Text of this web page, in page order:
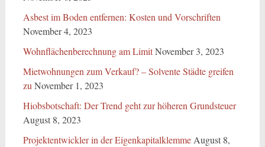
Asbest im Boden entfernen: Kosten und Vorschriften
November 4, 2023
Wohnflächenberechnung am LimitNovember 3, 2023
Mietwohnungen zum Verkauf? – Solvente Städte greifen
zu November 1, 2023
Hiobsbotschaft: Der Trend geht zur höheren Grundsteuer
August 8, 2023
Projektentwickler in der Eigenkapitalklemme August 8,